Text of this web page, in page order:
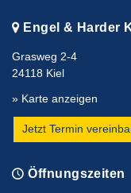
Engel & Harder
Grasweg 2-4
24118 Kiel
» Karte anzeigen
Jetzt Termin
Öffnungszeiten